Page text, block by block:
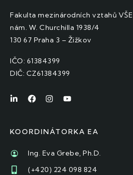
Fakulta mezinárodních vztahů VŠE
nám. W. Churchilla 1938/4
130 67 Praha 3 – Žižkov
IČO: 61384399
DIČ: CZ61384399
KOORDINÁTORKA EA
Ing. Eva Grebe, Ph.D.
(+420) 224 098 824